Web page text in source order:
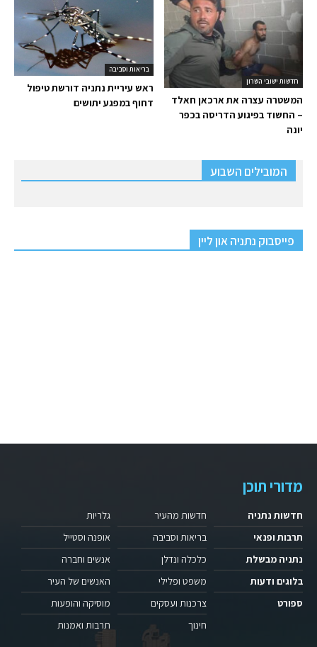
בריאות וסביבה
ראש עיריית נתניה דורשת טיפול
דחוף במפגע יתושים
חדשות ישובי השרון
המשטרה עצרה את ארכאן חאלד
– החשוד בפיגוע הדריסה בכפר
יונה
המובילים השבוע
פייסבוק נתניה און ליין
מדורי תוכן
חדשות נתניה
תרבות ופנאי
נתניה מבשלת
בלוגים ודעות
ספורט
חדשות מהעיר
בריאות וסביבה
כלכלה ונדלן
משפט ופלילי
צרכנות ועסקים
חינוך
גלריות
אופנה וסטייל
אנשים וחברה
האנשים של העיר
מוסיקה והופעות
תרבות ואמנות